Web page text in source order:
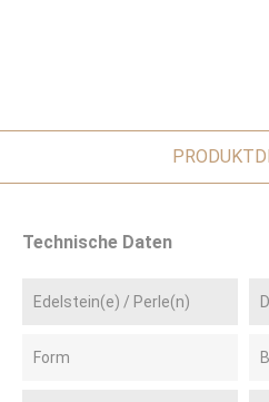
Technische Daten
Edelstein(e) / Perle(n)
Form